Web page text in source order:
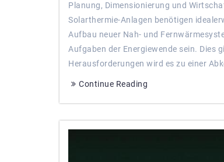
Planung, Dimensionierung und
Solarthermie-Anlagen benötigen
Aufbau neuer Nah- und
Aufgaben der Energiewende sein. Dies
Herausforderungen wird es zu einer
Continue Reading